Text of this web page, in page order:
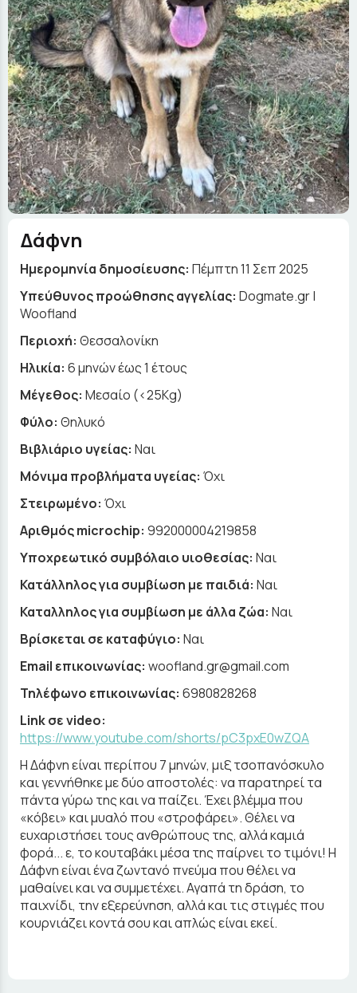
Δάφνη
Ημερομηνία δημοσίευσης: Πέμπτη 11 Σεπ 2025
Yπεύθυνος προώθησης αγγελίας: Dogmate.gr |
Woofland
Περιοχή: Θεσσαλονίκη
Ηλικία: 6 μηνών έως 1 έτους
Μέγεθος: Μεσαίο (<25Kg)
Φύλο: Θηλυκό
Βιβλιάριο υγείας: Ναι
Μόνιμα προβλήματα υγείας: Όχι
Στειρωμένο: Όχι
Αριθμός microchip: 992000004219858
Υποχρεωτικό συμβόλαιο υιοθεσίας: Ναι
Κατάλληλος για συμβίωση με παιδιά: Ναι
Καταλληλος για συμβίωση με άλλα ζώα: Ναι
Βρίσκεται σε καταφύγιο: Ναι
Email επικοινωνίας: woofland.gr@gmail.com
Τηλέφωνο επικοινωνίας: 6980828268
Link σε video:
https://www.youtube.com/shorts/pC3pxE0wZQA
Η Δάφνη είναι περίπου 7 μηνών, μιξ τσοπανόσκυλο
και γεννήθηκε με δύο αποστολές: να παρατηρεί τα
πάντα γύρω της και να παίζει. Έχει βλέμμα που
«κόβει» και μυαλό που «στροφάρει». Θέλει να
ευχαριστήσει τους ανθρώπους της, αλλά καμιά
φορά... ε, το κουταβάκι μέσα της παίρνει το τιμόνι! Η
Δάφνη είναι ένα ζωντανό πνεύμα που θέλει να
μαθαίνει και να συμμετέχει. Αγαπά τη δράση, το
παιχνίδι, την εξερεύνηση, αλλά και τις στιγμές που
κουρνιάζει κοντά σου και απλώς είναι εκεί.